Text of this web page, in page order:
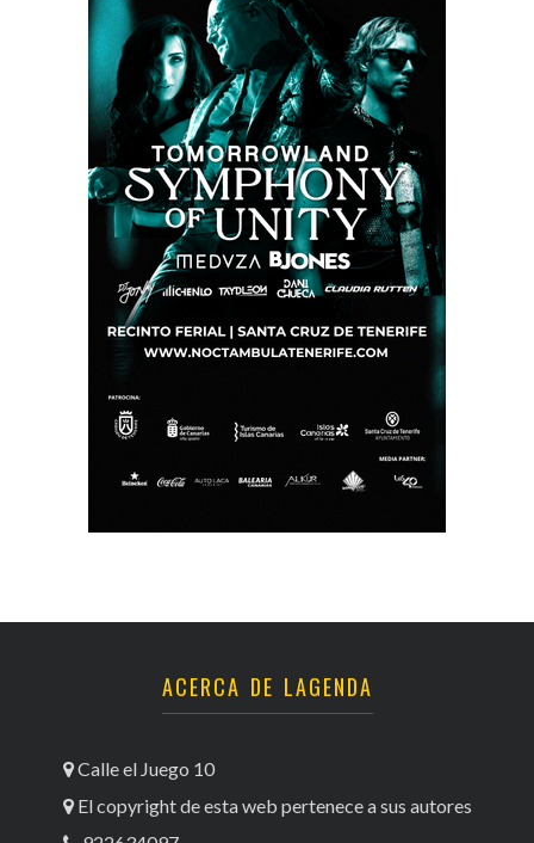
ACERCA DE LAGENDA
Calle el Juego 10
El copyright de esta web pertenece a sus autores